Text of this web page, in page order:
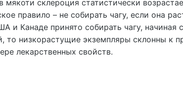
мякоти склероция статистически
правило – не собирать чагу, если она
и Канаде принято собирать чагу,
то низкорастущие экземпляры склонны к
лекарственных свойств.